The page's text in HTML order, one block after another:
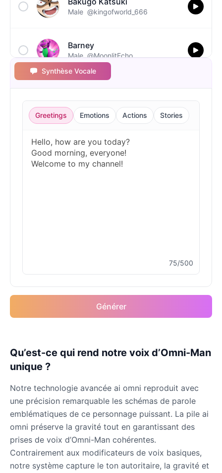
Male @kingofworld_666
Barney
Male @MoonlitEcho
Bluey
Female @EchoVale
Male @IdeaSynth
Male @SilentNova
Male @ByteFlow
Caine
Cyn
Female @CherryNova
Daddy Pig
Male @QuantumRune
Synthèse Vocale
Greetings Emotions Actions Stories
75/500
Générer
Qu’est-ce qui rend notre voix d’Omni-Man
unique ?
Notre technologie avancée ai omni reproduit avec
une précision remarquable les schémas de parole
emblématiques de ce personnage puissant. La pile ai
omni préserve la gravité tout en garantissant des
prises de voix d’Omni-Man cohérentes.
Contrairement aux modificateurs de voix basiques,
notre système capture le ton autoritaire, la gravité et